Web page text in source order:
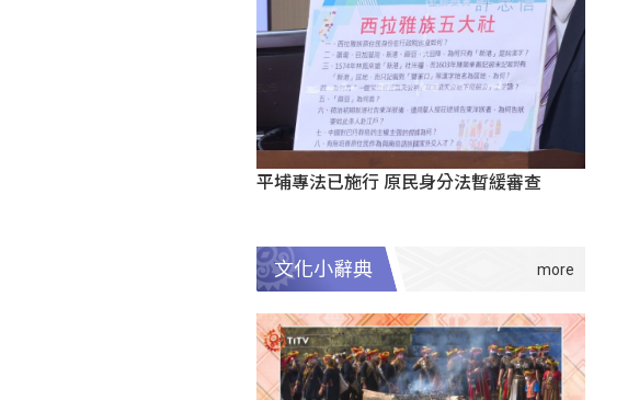
平埔專法已施行 原民身分法暫緩審查
文化小辭典